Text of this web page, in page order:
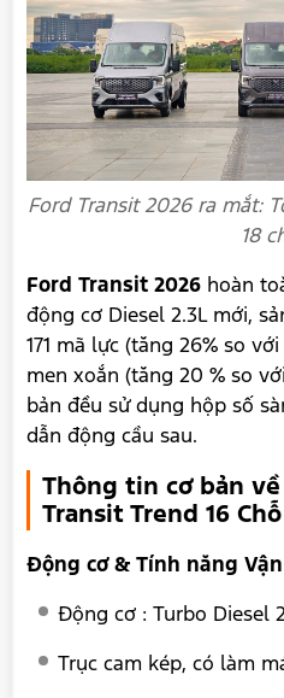
Ford Transit 2026 ra mắt:
18
Ford Transit 2026 hoàn
động cơ Diesel 2.3L mới,
171 mã lực (tăng 26% so
men xoắn (tăng 20 % so
bản đều sử dụng hộp số
dẫn động cầu sau.
Thông tin cơ bản
Transit Trend 16 Chỗ
Động cơ & Tính năng
Động cơ : Turbo Diesel
Trục cam kép, có làm